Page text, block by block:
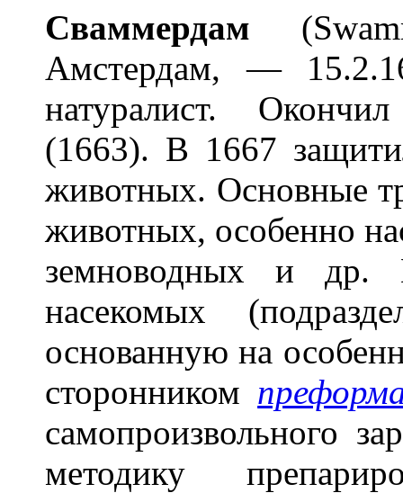
Сваммердам
Амстердам, —
натуралист.
(1663). В 1667
животных. Основные
животных, особенно
земноводных и др.
насекомых
основанную на
сторонником
самопроизвольного
методику